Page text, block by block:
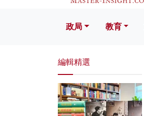
政局 教育
編輯精選